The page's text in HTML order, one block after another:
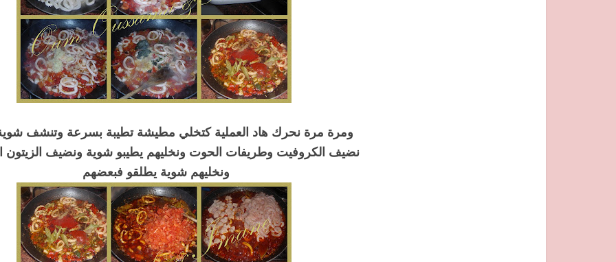
ومرة مرة نحرك هاد العملية كتخلي مطيشة تطيبة بسرعة وتنشف
نضيف الكروفيت وطريفات الحوت ونخليهم يطيبو شوية ونضيف الزيتون
ونخليهم شوية يطلقو فبعضهم